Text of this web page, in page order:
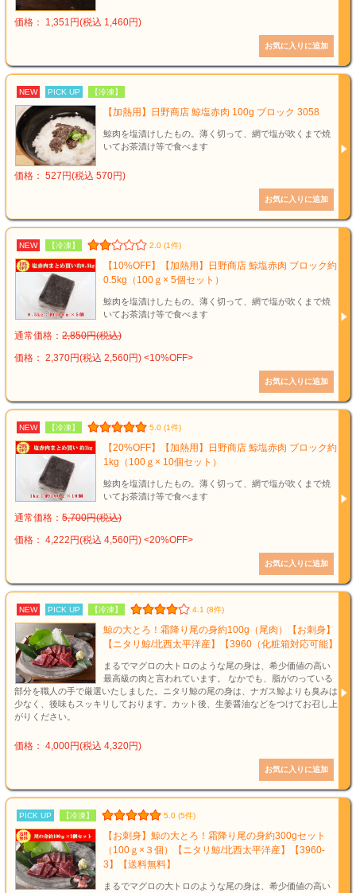
価格： 1,351円(税込 1,460円)
NEW PICK UP 【冷凍】
【加熱用】日野商店 鯨塩赤肉 100g ブロック 3058
鯨肉を塩漬けしたもの。薄く切って、網で塩が吹くまで焼
いてお茶漬け等で食べます
価格： 527円(税込 570円)
NEW 【冷凍】 2.0 (1件)
【10%OFF】【加熱用】日野商店 鯨塩赤肉 ブロック約
0.5kg（100ｇ× 5個セット）
鯨肉を塩漬けしたもの。薄く切って、網で塩が吹くまで焼
いてお茶漬け等で食べます
通常価格： 2,850円(税込)
価格： 2,370円(税込 2,560円) <10%OFF>
NEW 【冷凍】 5.0 (1件)
【20%OFF】【加熱用】日野商店 鯨塩赤肉 ブロック約
1kg（100ｇ× 10個セット）
鯨肉を塩漬けしたもの。薄く切って、網で塩が吹くまで焼
いてお茶漬け等で食べます
通常価格： 5,700円(税込)
価格： 4,222円(税込 4,560円) <20%OFF>
NEW PICK UP 【冷凍】 4.1 (8件)
鯨の大とろ！霜降り尾の身約100g（尾肉）【お刺身】
【ニタリ鯨/北西太平洋産】【3960（化粧箱対応可能】
まるでマグロの大トロのような尾の身は、希少価値の高い
最高級の肉と言われています。 なかでも、脂がのっている
部分を職人の手で厳選いたしました。ニタリ鯨の尾の身は、ナガス鯨よりも臭みは
少なく、後味もスッキリしております。カット後、生姜醤油などをつけてお召し上
がりください。
価格： 4,000円(税込 4,320円)
PICK UP 【冷凍】 5.0 (5件)
【お刺身】鯨の大とろ！霜降り尾の身約300gセット
（100ｇ×３個）【ニタリ鯨/北西太平洋産】【3960-
3】【送料無料】
まるでマグロの大トロのような尾の身は、希少価値の高い